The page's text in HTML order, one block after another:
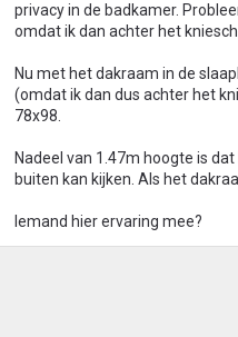
privacy in de badkamer.
omdat ik dan achter het
Nu met het dakraam in de
(omdat ik dan dus achter het
78x98.
Nadeel van 1.47m hoogte is
buiten kan kijken. Als het
Iemand hier ervaring mee?